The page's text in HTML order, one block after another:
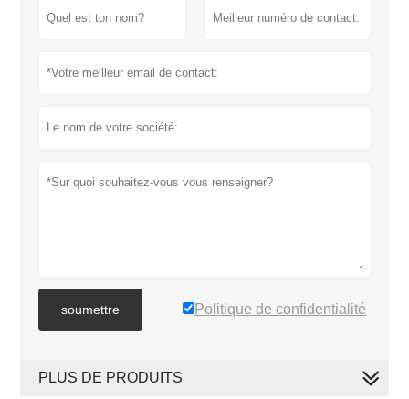
soumettre Politique de confidentialité
PLUS DE PRODUITS